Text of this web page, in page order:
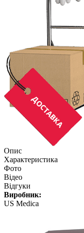
Опис
Характеристика
Фото
Відео
Відгуки
Виробник:
US Medica